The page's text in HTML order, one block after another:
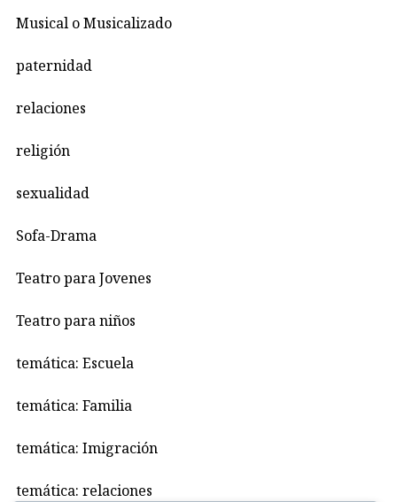
Musical o Musicalizado
paternidad
relaciones
religión
sexualidad
Sofa-Drama
Teatro para Jovenes
Teatro para niños
temática: Escuela
temática: Familia
temática: Imigración
temática: relaciones